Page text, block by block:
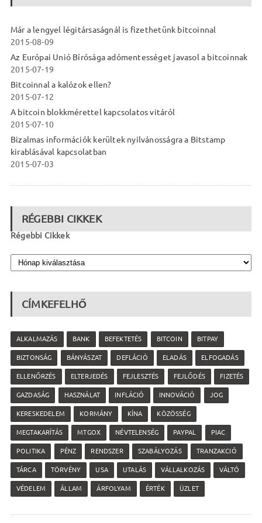
Már a lengyel légitársaságnál is fizethetünk bitcoinnal
2015-08-09
Az Európai Unió Bírósága adómentességet javasol a bitcoinnak
2015-07-19
Bitcoinnal a kalózok ellen?
2015-07-12
A bitcoin blokkmérettel kapcsolatos vitáról
2015-07-10
Bizalmas információk kerültek nyilvánosságra a Bitstamp
kirablásával kapcsolatban
2015-07-03
RÉGEBBI CIKKEK
Régebbi Cikkek
CÍMKEFELHŐ
ALKALMAZÁS BANK BEFEKTETÉS BITCOIN BITPAY
BIZTONSÁG BÁNYÁSZAT DEFLÁCIÓ ELADÁS ELFOGADÁS
ELLENŐRZÉS ELTERJEDÉS FEJLESZTÉS FEJLŐDÉS FIZETÉS
GAZDASÁG HASZNÁLAT INFLÁCIÓ INNOVÁCIÓ JOG
KERESKEDELEM KORMÁNY KÍNA KÖZÖSSÉG
MEGTAKARÍTÁS MTGOX NÉVTELENSÉG PAYPAL PIAC
POLITIKA PÉNZ RENDSZER SZABÁLYOZÁS TRANZAKCIÓ
TÁRCA TÖRVÉNY USA UTALÁS VÁLLALKOZÁS VÁLTÓ
VÉDELEM ÁLLAM ÁRFOLYAM ÉRTÉK ÜZLET